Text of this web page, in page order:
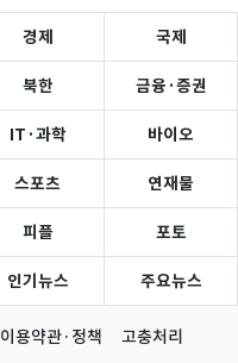
경제 국제
북한 금융·증권
IT·과학 바이오
스포츠 연재물
피플 포토
인기뉴스 주요뉴스
이용약관·정책 고충처리